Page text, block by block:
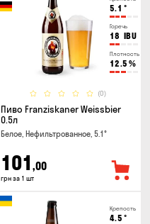
5.1 °
Горечь
18 IBU
Плотность
12.5 %
(0)
Пиво Franziskaner Weissbier
0.5л
Белое, Нефильтрованное, 5.1°
101 ,00
грн за 1 шт
Крепость
4.5 °